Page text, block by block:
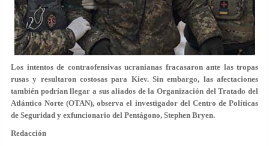
Los intentos de contraofensivas ucranianas fracasaron ante las tropas
rusas y resultaron costosas para Kiev. Sin embargo, las afectaciones
también podrían llegar a sus aliados de la Organización del Tratado del
Atlántico Norte (OTAN), observa el investigador del Centro de Políticas
de Seguridad y exfuncionario del Pentágono, Stephen Bryen.
Redacción